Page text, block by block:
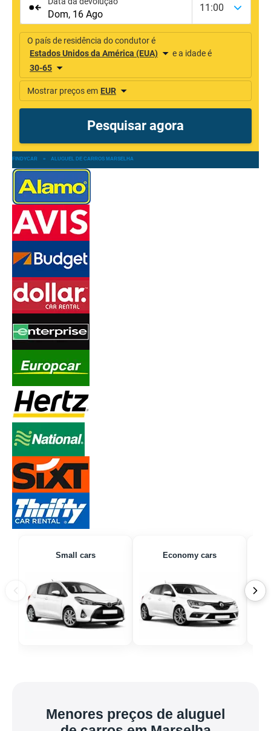
FINDYCAR » ALUGUEL DE CARROS MARSELHA
Small cars Economy cars
Menores preços de aluguel